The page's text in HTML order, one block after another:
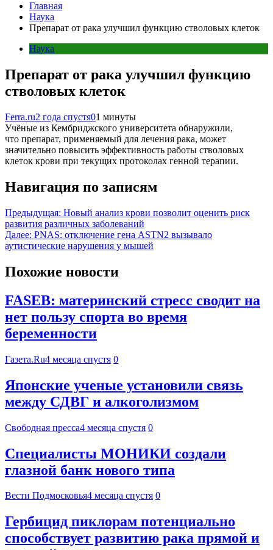
Главная
Наука
Препарат от рака улучшил функцию стволовых клеток
Наука
Препарат от рака улучшил функцию
стволовых клеток
Ferra.ru2 года спустя01 минуты
Учёные из Кембриджского университета обнаружили,
что препарат, применяемый для лечения рака, может
значительно повысить эффективность работы стволовых
клеток крови при текущих протоколах генной терапии.
Навигация по записям
Предыдущая: Новый анализ крови позволит оценить риск
развития различных заболеваний
Далее: PNAS: отключение гена ASTN2 вызывало
аутистические нарушения у мышей
Похожие новости
FASEB: материнский стресс сводит на
нет пользу спорта во время
беременности
Газета.Ru4 месяца спустя 0
Японские ученые установили связь
между СДВГ и алкоголизмом
Свободная пресса4 месяца спустя 0
Специалисты МОНИКИ создали
глазной банк нового типа
Вести Подмосковья4 месяца спустя 0
Гербицид пиклорам потенциально
способствует развитию рака прямой и